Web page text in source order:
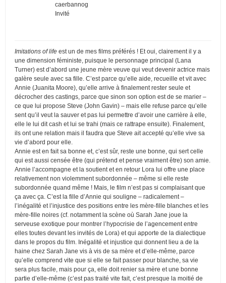
caerbannog
Invité
Imitations of life est un de mes films préférés ! Et oui, clairement il y a
une dimension féministe, puisque le personnage principal (Lana
Turner) est d’abord une jeune mère veuve qui veut devenir actrice mais
galère seule avec sa fille. C’est parce qu’elle aide, recueille et vit avec
Annie (Juanita Moore), qu’elle arrive à finalement rester seule et
décrocher des castings, parce que sinon son option est de se marier –
ce que lui propose Steve (John Gavin) – mais elle refuse parce qu’elle
sent qu’il veut la sauver et pas lui permettre d’avoir une carrière à elle,
elle le lui dit cash et lui se trahi (mais ce rattrape ensuite). Finalement,
ils ont une relation mais il faudra que Steve ait accepté qu’elle vive sa
vie d’abord pour elle.
Annie est en fait sa bonne et, c’est sûr, reste une bonne, qui sert celle
qui est aussi censée être (qui prétend et pense vraiment être) son amie.
Annie l’accompagne et la soutient et en retour Lora lui offre une place
relativement non violemment subordonnée – même si elle reste
subordonnée quand même ! Mais, le film n’est pas si complaisant que
ça avec ça. C’est la fille d’Annie qui souligne – radicalement –
l’inégalité et l’injustice des positions entre les mère-fille blanches et les
mère-fille noires (cf. notamment la scène où Sarah Jane joue la
serveuse exotique pour montrer l’hypocrisie de l’agencement entre
elles toutes devant les invités de Lora) et qui apporte de la dialectique
dans le propos du film. Inégalité et injustice qui donnent lieu a de la
haine chez Sarah Jane vis à vis de sa mère et d’elle-même, parce
qu’elle comprend vite que si elle se fait passer pour blanche, sa vie
sera plus facile, mais pour ça, elle doit renier sa mère et une bonne
partie d’elle-même (c’est pas traité vite fait, c’est presque la moitié de